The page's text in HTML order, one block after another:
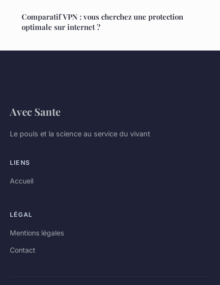
Comparatif VPN : vous cherchez une protection
optimale sur internet ?
Avec Sante
Le pouls et la science au service du vivant
LIENS
Accueil
LÉGAL
Mentions légales
Contact